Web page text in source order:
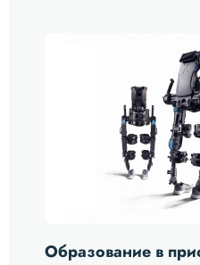
Образование в